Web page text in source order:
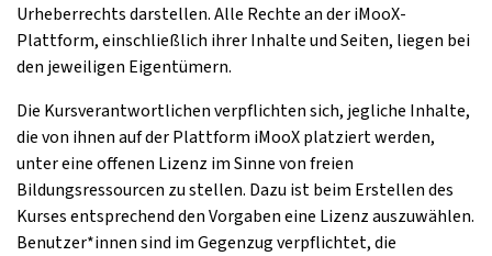
Urheberrechts darstellen. Alle Rechte an der iMooX-
Plattform, einschließlich ihrer Inhalte und Seiten, liegen bei
den jeweiligen Eigentümern.
Die Kursverantwortlichen verpflichten sich, jegliche Inhalte,
die von ihnen auf der Plattform iMooX platziert werden,
unter eine offenen Lizenz im Sinne von freien
Bildungsressourcen zu stellen. Dazu ist beim Erstellen des
Kurses entsprechend den Vorgaben eine Lizenz auszuwählen.
Benutzer*innen sind im Gegenzug verpflichtet, die